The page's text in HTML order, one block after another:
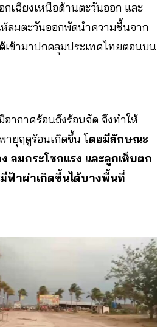
เฉียงเหนือด้านตะวันออก และ
ห้ลมตะวันออกพัดนำความชื้นจาก
เข้ามาปกคลุมประเทศไทยตอนบน
ากาศร้อนถึงร้อนจัด จึงทำให้
ยุฤดูร้อนเกิดขึ้น โดยมีลักษณะ
ลมกระโชกแรง และลูกเห็บตก
ฟ้าผ่าเกิดขึ้นได้บางพื้นที่